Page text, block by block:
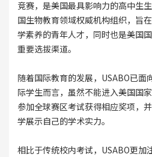
竞赛，是美国最具影响力的高中生
国生物教育领域权威机构组织，旨
学素养的青年人才，同时也是美国
重要选拔渠道。
随着国际教育的发展，USABO已面
际学生而言，虽然不能进入美国国
参加全球赛区考试获得相应奖项，
学展示自己的学术实力。
相比于传统校内考试，USABO更加